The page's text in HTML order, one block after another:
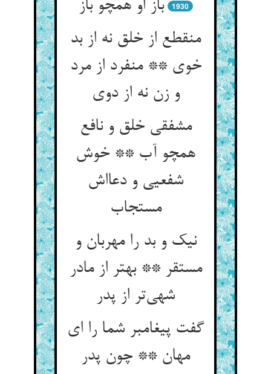
باز او همچو باز
1930
منقطع از خلق نه از بد
خوی ** منفرد از مرد
و زن نه از دوی
مشفقی خلق و نافع
همچو آب ** خوش
شفعیی و دعااش
مستجاب
نیک و بد را مهربان و
مستقر ** بهتر از مادر
شهی‌تر از پدر
گفت پیغامبر شما را ای
مهان ** چون پدر